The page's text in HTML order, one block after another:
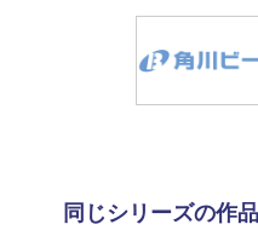
同じシリーズの作品